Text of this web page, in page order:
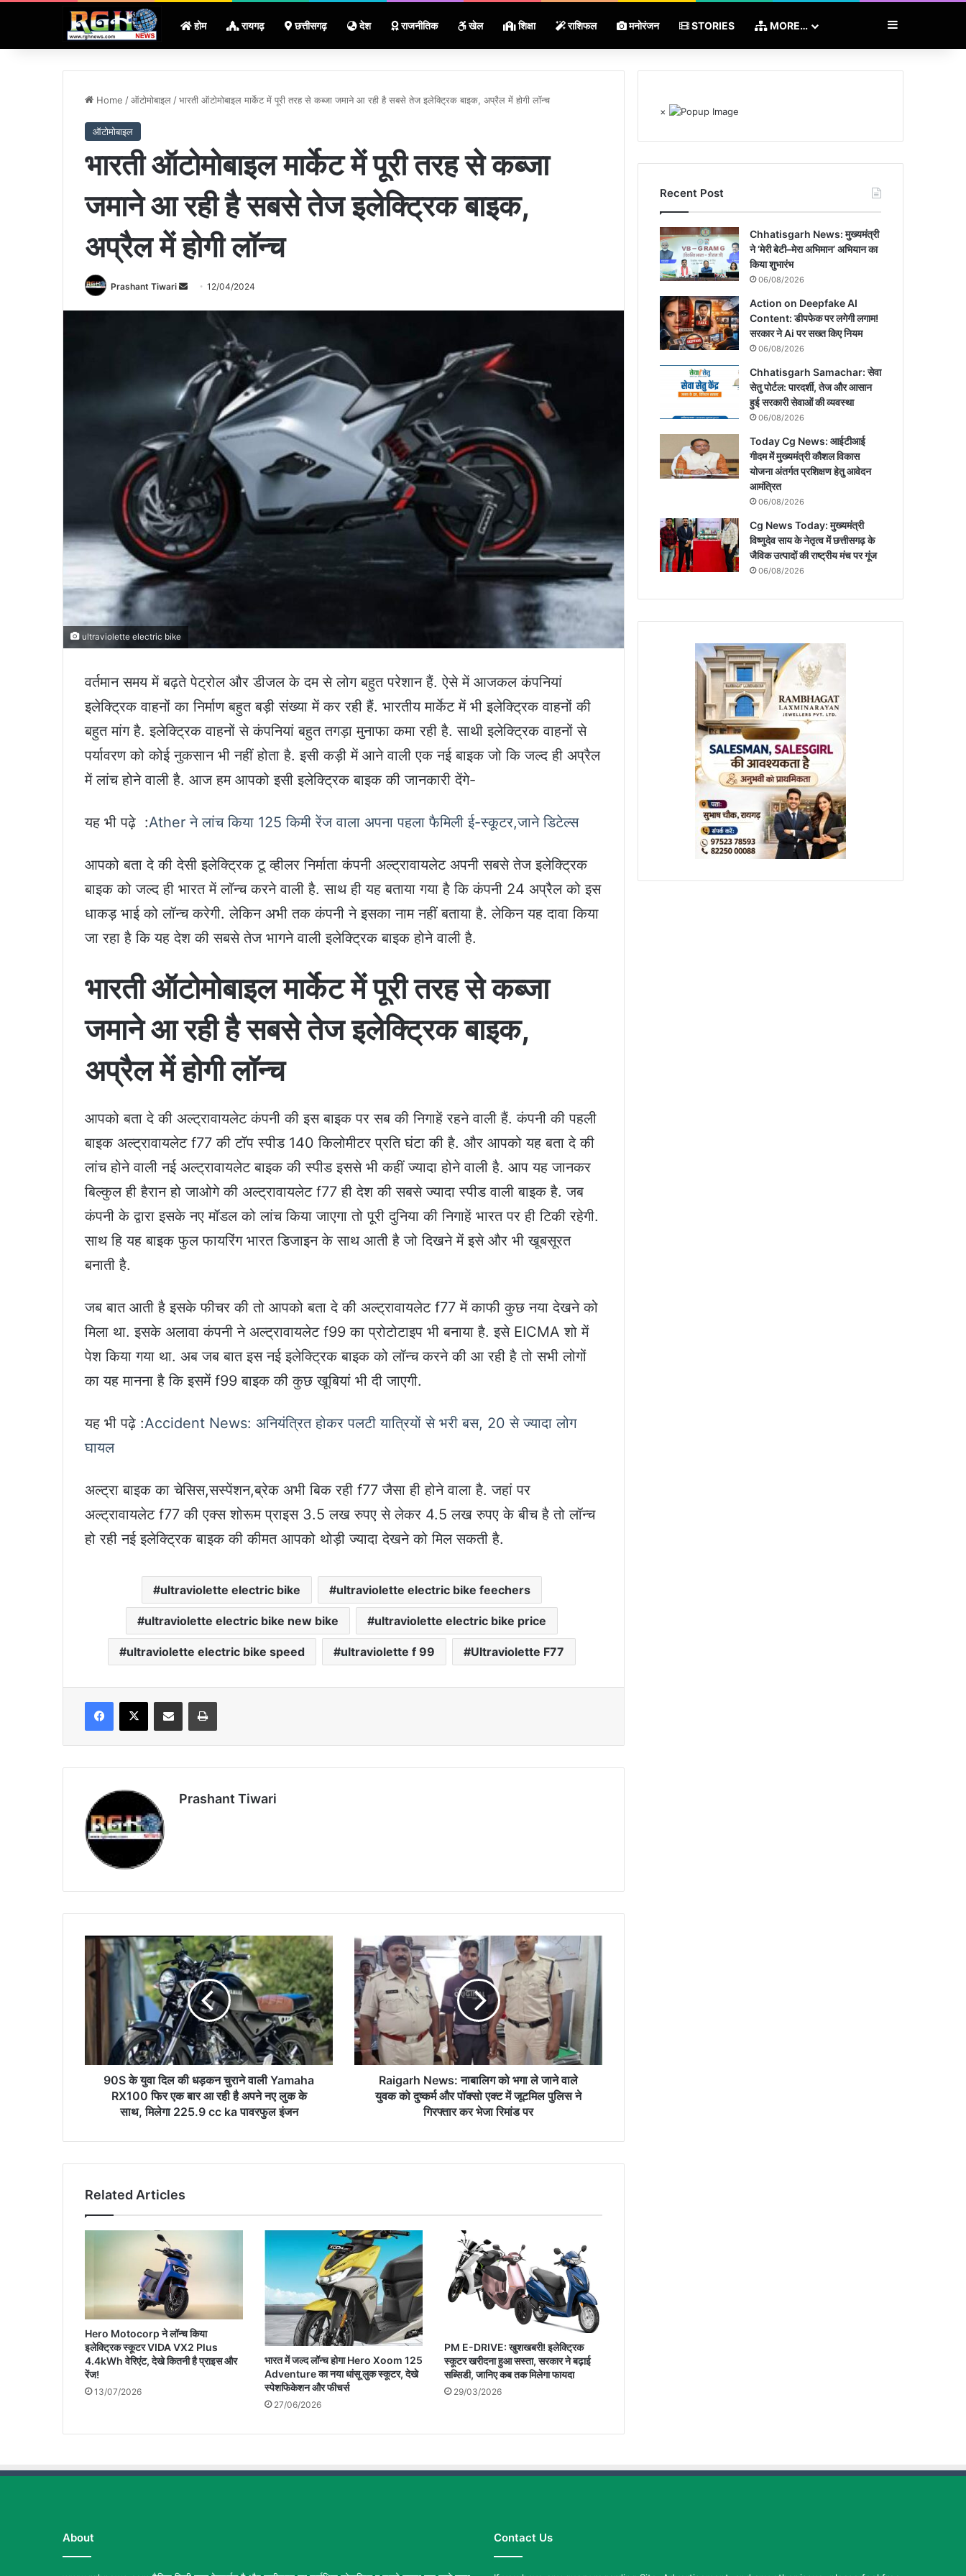
होम रायगढ़ छत्तीसगढ़ देश राजनीतिक खेल शिक्षा राशिफल मनोरंजन STORIES MORE… Sidebar
Home /ऑटोमोबाइल /भारती ऑटोमोबाइल मार्केट में पूरी तरह से कब्जा जमाने आ रही है सबसे तेज इलेक्ट्रिक बाइक, अप्रैल में होगी लॉन्च
ऑटोमोबाइल
भारती ऑटोमोबाइल मार्केट में पूरी तरह से कब्जा
जमाने आ रही है सबसे तेज इलेक्ट्रिक बाइक,
अप्रैल में होगी लॉन्च
Prashant Tiwari
Send
email
12/04/2024
ultraviolette electric bike
वर्तमान समय में बढ़ते पेट्रोल और डीजल के दम से लोग बहुत परेशान हैं. ऐसे में आजकल कंपनियां
इलेक्ट्रिक वाहनों का निर्माण बहुत बड़ी संख्या में कर रही हैं. भारतीय मार्केट में भी इलेक्ट्रिक वाहनों की
बहुत मांग है. इलेक्ट्रिक वाहनों से कंपनियां बहुत तगड़ा मुनाफा कमा रही है. साथी इलेक्ट्रिक वाहनों से
पर्यावरण को कोई नुकसान भी नहीं होता है. इसी कड़ी में आने वाली एक नई बाइक जो कि जल्द ही अप्रैल
में लांच होने वाली है. आज हम आपको इसी इलेक्ट्रिक बाइक की जानकारी देंगे-
यह भी पढ़े :Ather ने लांच किया 125 किमी रेंज वाला अपना पहला फैमिली ई-स्कूटर,जाने डिटेल्स
आपको बता दे की देसी इलेक्ट्रिक टू व्हीलर निर्माता कंपनी अल्ट्रावायलेट अपनी सबसे तेज इलेक्ट्रिक
बाइक को जल्द ही भारत में लॉन्च करने वाली है. साथ ही यह बताया गया है कि कंपनी 24 अप्रैल को इस
धाकड़ भाई को लॉन्च करेगी. लेकिन अभी तक कंपनी ने इसका नाम नहीं बताया है. लेकिन यह दावा किया
जा रहा है कि यह देश की सबसे तेज भागने वाली इलेक्ट्रिक बाइक होने वाली है.
भारती ऑटोमोबाइल मार्केट में पूरी तरह से कब्जा
जमाने आ रही है सबसे तेज इलेक्ट्रिक बाइक,
अप्रैल में होगी लॉन्च
आपको बता दे की अल्ट्रावायलेट कंपनी की इस बाइक पर सब की निगाहें रहने वाली हैं. कंपनी की पहली
बाइक अल्ट्रावायलेट f77 की टॉप स्पीड 140 किलोमीटर प्रति घंटा की है. और आपको यह बता दे की
लांच होने वाली नई अल्ट्रावायलेट बाइक की स्पीड इससे भी कहीं ज्यादा होने वाली है. आप यह जानकर
बिल्कुल ही हैरान हो जाओगे की अल्ट्रावायलेट f77 ही देश की सबसे ज्यादा स्पीड वाली बाइक है. जब
कंपनी के द्वारा इसके नए मॉडल को लांच किया जाएगा तो पूरी दुनिया की निगाहें भारत पर ही टिकी रहेगी.
साथ हि यह बाइक फुल फायरिंग भारत डिजाइन के साथ आती है जो दिखने में इसे और भी खूबसूरत
बनाती है.
जब बात आती है इसके फीचर की तो आपको बता दे की अल्ट्रावायलेट f77 में काफी कुछ नया देखने को
मिला था. इसके अलावा कंपनी ने अल्ट्रावायलेट f99 का प्रोटोटाइप भी बनाया है. इसे EICMA शो में
पेश किया गया था. अब जब बात इस नई इलेक्ट्रिक बाइक को लॉन्च करने की आ रही है तो सभी लोगों
का यह मानना है कि इसमें f99 बाइक की कुछ खूबियां भी दी जाएगी.
यह भी पढ़े :Accident News: अनियंत्रित होकर पलटी यात्रियों से भरी बस, 20 से ज्यादा लोग
घायल
अल्ट्रा बाइक का चेसिस,सस्पेंशन,ब्रेक अभी बिक रही f77 जैसा ही होने वाला है. जहां पर
अल्ट्रावायलेट f77 की एक्स शोरूम प्राइस 3.5 लख रुपए से लेकर 4.5 लख रुपए के बीच है तो लॉन्च
हो रही नई इलेक्ट्रिक बाइक की कीमत आपको थोड़ी ज्यादा देखने को मिल सकती है.
ultraviolette electric bike ultraviolette electric bike feechers
ultraviolette electric bike new bike ultraviolette electric bike price
ultraviolette electric bike speed ultraviolette f 99 Ultraviolette F77
Facebook
X Share via Email Print
Prashant Tiwari
90S
के
युवा
दिल
Yamaha
RX100
नए
लुक
के
ka
पावरफुल
इंजन
90S के युवा दिल की धड़कन चुराने वाली Yamaha
RX100 फिर एक बार आ रही है अपने नए लुक के
साथ, मिलेगा 225.9 cc ka पावरफुल इंजन
Raigarh
News:
नाबालिग
को
भगा
ले
जाने
वाले
युवक
गिरफ्तार
कर
भेजा
रिमांड
पर
Raigarh News: नाबालिग को भगा ले जाने वाले
युवक को दुष्कर्म और पॉक्सो एक्ट में जूटमिल पुलिस ने
गिरफ्तार कर भेजा रिमांड पर
Related Articles
Hero Motocorp ने लॉन्च किया
इलेक्ट्रिक स्कूटर VIDA VX2 Plus
4.4kWh वेरिएंट, देखे कितनी है प्राइस और
रेंज!
13/07/2026
भारत में जल्द लॉन्च होगा Hero Xoom 125
Adventure का नया धांसू लुक स्कूटर, देखे
स्पेशफिकेशन और फीचर्स
27/06/2026
PM E-DRIVE: खुशखबरी! इलेक्ट्रिक
स्कूटर खरीदना हुआ सस्ता, सरकार ने बढ़ाई
सब्सिडी, जानिए कब तक मिलेगा फायदा
29/03/2026
×
Recent Post
Chhatisgarh News: मुख्यमंत्री
ने ‘मेरी बेटी–मेरा अभिमान’ अभियान का
किया शुभारंभ
06/08/2026
Action on Deepfake AI
Content: डीपफेक पर लगेगी लगाम!
सरकार ने Ai पर सख्त किए नियम
06/08/2026
Chhatisgarh Samachar: सेवा
सेतु पोर्टल: पारदर्शी, तेज और आसान
हुई सरकारी सेवाओं की व्यवस्था
06/08/2026
Today Cg News: आईटीआई
गीदम में मुख्यमंत्री कौशल विकास
योजना अंतर्गत प्रशिक्षण हेतु आवेदन
आमंत्रित
06/08/2026
Cg News Today: मुख्यमंत्री
विष्णुदेव साय के नेतृत्व में छत्तीसगढ़ के
जैविक उत्पादों की राष्ट्रीय मंच पर गूंज
06/08/2026
About Contact Us